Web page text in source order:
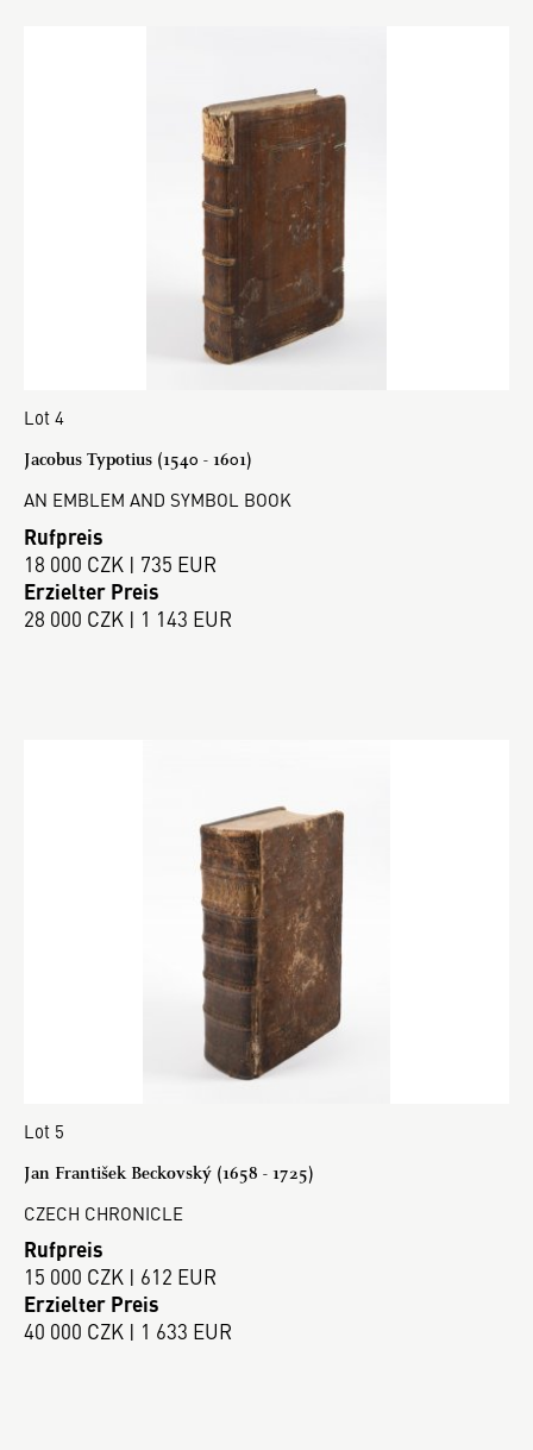
Lot 4
Jacobus Typotius (1540 - 1601)
AN EMBLEM AND SYMBOL BOOK
Rufpreis
18 000 CZK | 735 EUR
Erzielter Preis
28 000 CZK | 1 143 EUR
Lot 5
Jan František Beckovský (1658 - 1725)
CZECH CHRONICLE
Rufpreis
15 000 CZK | 612 EUR
Erzielter Preis
40 000 CZK | 1 633 EUR